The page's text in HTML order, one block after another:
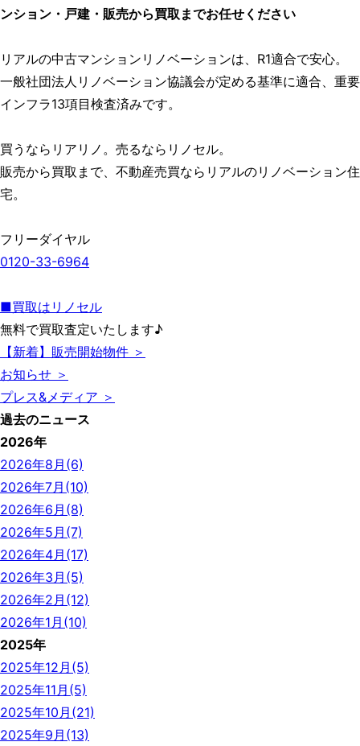
ンション・戸建・販売から買取までお任せください
リアルの中古マンションリノベーションは、R1適合で安心。
一般社団法人リノベーション協議会が定める基準に適合、重要
インフラ13項目検査済みです。
買うならリアリノ。売るならリノセル。
販売から買取まで、不動産売買ならリアルのリノベーション住
宅。
フリーダイヤル
0120-33-6964
■買取はリノセル
無料で買取査定いたします♪
【新着】販売開始物件 ＞
お知らせ ＞
プレス&メディア ＞
過去のニュース
2026年
2026年8月(6)
2026年7月(10)
2026年6月(8)
2026年5月(7)
2026年4月(17)
2026年3月(5)
2026年2月(12)
2026年1月(10)
2025年
2025年12月(5)
2025年11月(5)
2025年10月(21)
2025年9月(13)